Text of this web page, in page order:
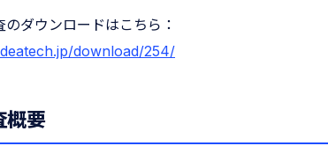
ダウンロードはこちら：
download/254/
要